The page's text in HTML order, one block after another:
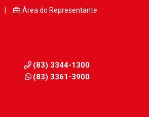
| Área do Representante
(83) 3344-1300
(83) 3361-3900